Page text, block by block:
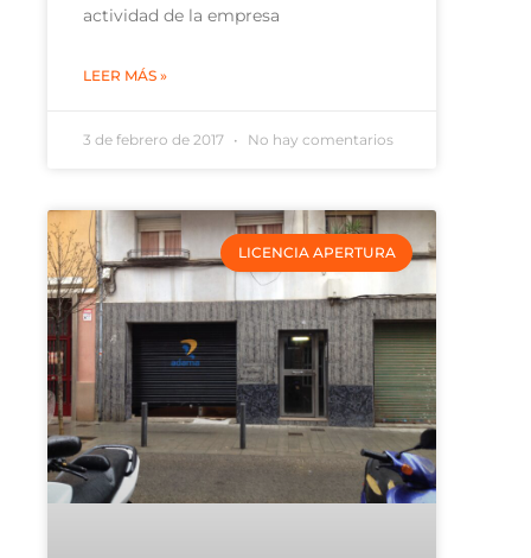
actividad de la empresa
LEER MÁS »
3 de febrero de 2017 No hay comentarios
LICENCIA APERTURA